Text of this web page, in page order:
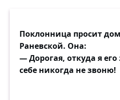
Поклонница просит
Раневской. Она:
— Дорогая, откуда я
себе никогда не звоню!